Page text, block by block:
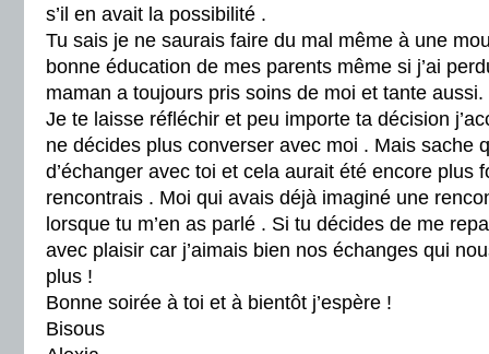
s’il en avait la possibilité .
Tu sais je ne saurais faire du mal même à une
bonne éducation de mes parents même si j’ai
maman a toujours pris soins de moi et tante aussi.
Je te laisse réfléchir et peu importe ta décision
ne décides plus converser avec moi . Mais sache
d’échanger avec toi et cela aurait été encore plus
rencontrais . Moi qui avais déjà imaginé une
lorsque tu m’en as parlé . Si tu décides de me
avec plaisir car j’aimais bien nos échanges qui
plus !
Bonne soirée à toi et à bientôt j’espère !
Bisous